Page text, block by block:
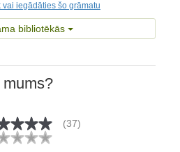
vai iegādāties šo grāmatu
bibliotēkās
(37)